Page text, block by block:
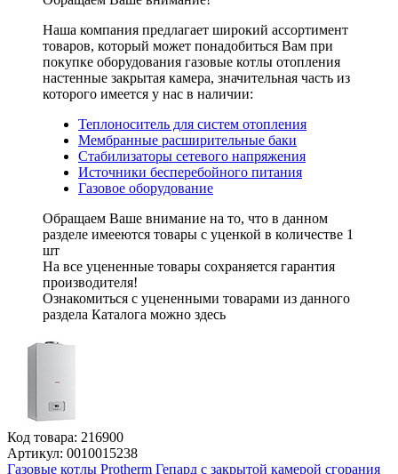
Наша компания предлагает широкий ассортимент
товаров, который может понадобиться Вам при
покупке оборудования газовые котлы отопления
настенные закрытая камера, значительная часть из
которого имеется у нас в наличии:
Теплоноситель для систем отопления
Мембранные расширительные баки
Стабилизаторы сетевого напряжения
Источники бесперебойного питания
Газовое оборудование
Обращаем Ваше внимание на то, что в данном
разделе имееются товары с уценкой в количестве 1
шт
На все уцененные товары сохраняется гарантия
производителя!
Ознакомиться с уцененными товарами из данного
раздела Каталога можно здесь
Код товара: 216900
Артикул: 0010015238
Газовые котлы Protherm Гепард с закрытой камерой сгорания